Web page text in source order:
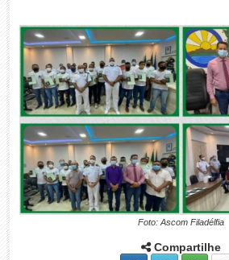
Foto: Ascom Filadélfia
Compartilhe